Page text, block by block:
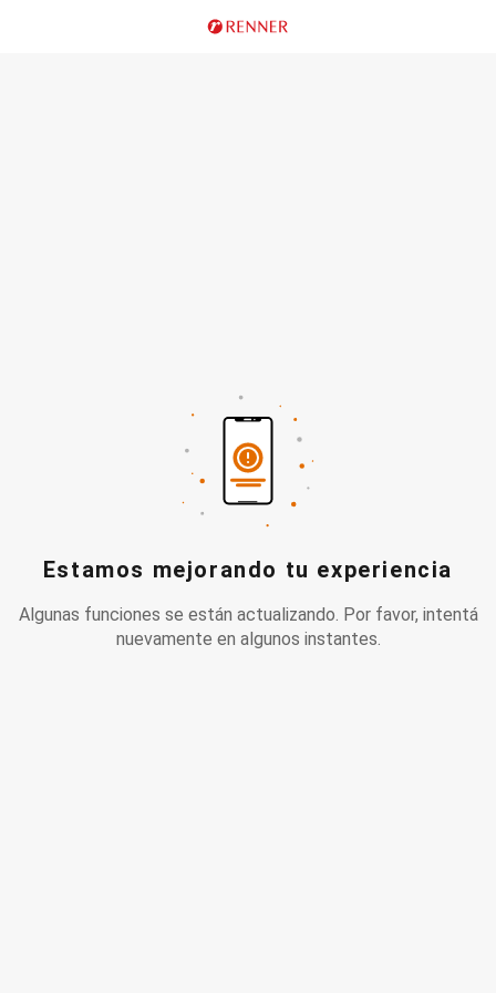
Estamos mejorando tu experiencia
Algunas funciones se están actualizando. Por favor, intentá
nuevamente en algunos instantes.